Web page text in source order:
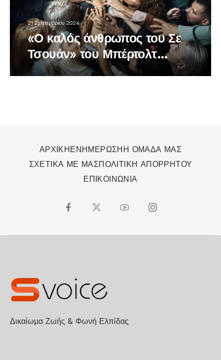
21 Σεπτεμβρίου 2024
«Ο καλός άνθρωπος του Σε
Τσουάν» του Μπέρτολτ
Μπρεχτ
ΑΡΧΙΚΗΕΝΗΜΕΡΩΣΗΗ ΟΜΑΔΑ ΜΑΣ
ΣΧΕΤΙΚΑ ΜΕ ΜΑΣΠΟΛΙΤΙΚΗ ΑΠΟΡΡΗΤΟΥ
ΕΠΙΚΟΙΝΩΝΙΑ
Δικαίωμα Ζωής & Φωνή Ελπίδας